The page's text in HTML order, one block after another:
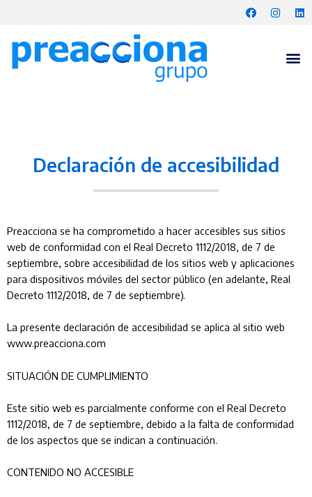
Declaración de accesibilidad
Preacciona se ha comprometido a hacer accesibles sus sitios
web de conformidad con el Real Decreto 1112/2018, de 7 de
septiembre, sobre accesibilidad de los sitios web y aplicaciones
para dispositivos móviles del sector público (en adelante, Real
Decreto 1112/2018, de 7 de septiembre).
La presente declaración de accesibilidad se aplica al sitio web
www.preacciona.com
SITUACIÓN DE CUMPLIMIENTO
Este sitio web es parcialmente conforme con el Real Decreto
1112/2018, de 7 de septiembre, debido a la falta de conformidad
de los aspectos que se indican a continuación.
CONTENIDO NO ACCESIBLE